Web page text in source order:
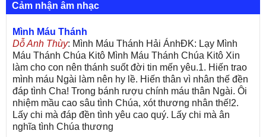
Cảm nhận âm nhạc
Mình Máu Thánh
Dỗ Anh Thùy: Mình Máu Thánh Hải ÁnhĐK: Lạy Mình
Máu Thánh Chúa Kitô Mình Máu Thánh Chúa Kitô Xin
làm cho con nên thánh suốt đời tin mến yêu.1. Hiến trao
mình máu Ngài làm nên hy lề. Hiến thân vì nhân thế đền
đáp tình Cha! Trong bánh rượu chính máu thân Ngài. Ôi
nhiệm mầu cao sâu tình Chúa, xót thương nhân thế!2.
Lấy chi mà đáp đền tình yêu cao quý. Lấy chi mà ân
nghĩa tình Chúa thương